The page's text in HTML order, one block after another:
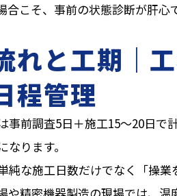
こそ、事前の状態診断が肝心で
れと工期｜
程管理
事前調査5日＋施工15〜20日で
ります。
純な施工日数だけでなく「操